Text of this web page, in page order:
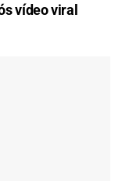
vídeo viral